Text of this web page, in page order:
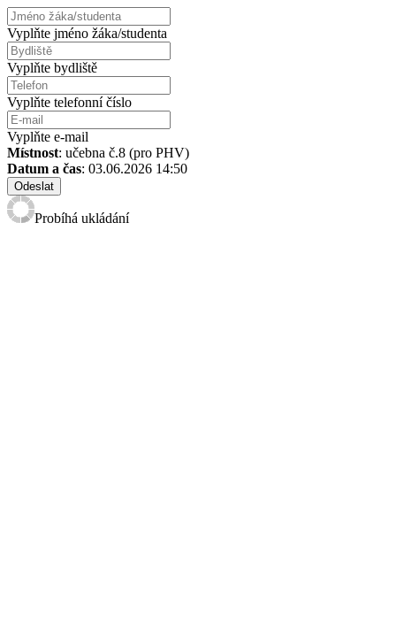
Vyplňte jméno žáka/studenta
Vyplňte bydliště
Vyplňte telefonní číslo
Vyplňte e-mail
Místnost: učebna č.8 (pro PHV)
Datum a čas: 03.06.2026 14:50
Odeslat
Probíhá ukládání